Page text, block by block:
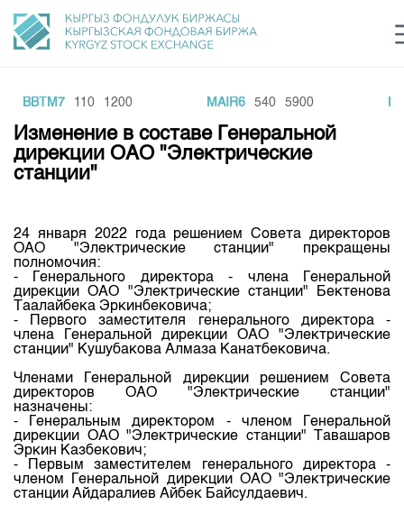
Финансовый рынок KG login Рус Кыр
О нас
Общая информация
Акционеры
Руководство
Внутренний аудитор
Комитеты
Участники торгов
Наши партнеры
Cтратегия развития
Корпоративные документы
Контакты
Направления
Товарно-сырьевой сектор
Листинг
Центр раскрытия информации
Тарифы
Аналитика
Финансовый рынок KG
Пресс-клуб
25 лет ЗАО КФБ
Нормативная база
Биржевая деятельность
Депозитарная деятельность
Центр раскрытия информации
Статистика торгов
Итоги последних торгов
Архив торгов
Индекс и Капитализация
Котировки по ЦБ
Котировки по драг. металлам
Расписание аукционов по ГЦБ
Учебный центр
Общая информация
План работы на год
BBTM7 110 1200 MAIR6 540 5900
Изменение в составе Генеральной
дирекции ОАО "Электрические
станции"
24 января 2022 года решением Совета директоров
ОАО "Электрические станции" прекращены
полномочия:
- Генерального директора - члена Генеральной
дирекции ОАО "Электрические станции" Бектенова
Таалайбека Эркинбековича;
- Первого заместителя генерального директора -
члена Генеральной дирекции ОАО "Электрические
станции" Кушубакова Алмаза Канатбековича.
Членами Генеральной дирекции решением Совета
директоров ОАО "Электрические станции"
назначены:
- Генеральным директором - членом Генеральной
дирекции ОАО "Электрические станции" Тавашаров
Эркин Казбекович;
- Первым заместителем генерального директора -
членом Генеральной дирекции ОАО "Электрические
станции Айдаралиев Айбек Байсулдаевич.